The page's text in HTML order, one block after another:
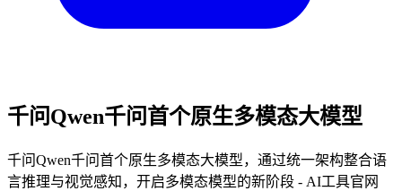
千问Qwen千问首个原生多模态大模型
千问Qwen千问首个原生多模态大模型，通过统一架构整合语
言推理与视觉感知，开启多模态模型的新阶段 - AI工具官网